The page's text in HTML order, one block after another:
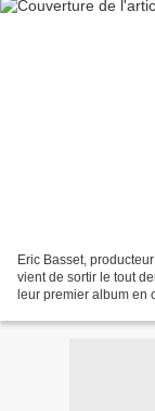
Eric Basset,
vient de sortir le tout
leur premier album en